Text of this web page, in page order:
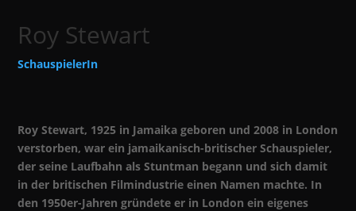
Roy Stewart
SchauspielerIn
Roy Stewart, 1925 in Jamaika geboren und 2008 in London
verstorben, war ein jamaikanisch-britischer Schauspieler,
der seine Laufbahn als Stuntman begann und sich damit
in der britischen Filmindustrie einen Namen machte. In
den 1950er-Jahren gründete er in London ein eigenes